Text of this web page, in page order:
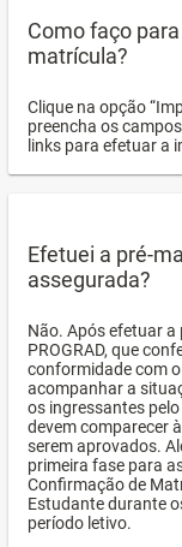
Como faço
matrícula?
Clique na opção
preencha os
links para efetuar a
Efetuei a pré-
assegurada?
Não. Após efetuar a
PROGRAD, que
conformidade com
acompanhar a
os ingressantes
devem comparecer
serem aprovados.
primeira fase para
Confirmação de
Estudante durante
período letivo.